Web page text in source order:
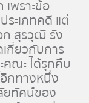
พราะข้อ
ะเภทคดี แต่
ก สุรวุฒิ รัง
กี่ยวกับการ
คณะ ได้รุกคืบ
กทางหนึ่ง
ยทัศน์ของ